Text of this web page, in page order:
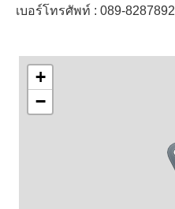
เบอร์โทรศัพท์ : 089-8287892
+
−